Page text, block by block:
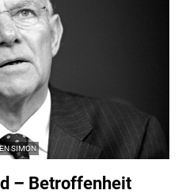
SIMON
– Betroffenheit